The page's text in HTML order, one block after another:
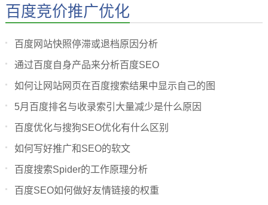
百度竞价推广优化
百度网站快照停滞或退档原因分析
通过百度自身产品来分析百度SEO
如何让网站网页在百度搜索结果中显示自己的图
5月百度排名与收录索引大量减少是什么原因
百度优化与搜狗SEO优化有什么区别
如何写好推广和SEO的软文
百度搜索Spider的工作原理分析
百度SEO如何做好友情链接的权重